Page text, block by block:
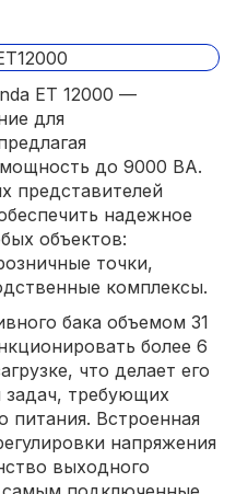
ET 12000 —
для
до 9000 ВА.
представителей
надежное
объектов:
точки,
комплексы.
бака объемом 31
более 6
что делает его
требующих
питания. Встроенная
напряжения
выходного